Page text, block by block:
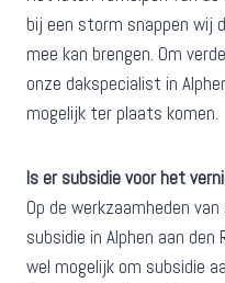
bij een storm snappen wij
mee kan brengen. Om
onze dakspecialist in
mogelijk ter plaats komen.
Is er subsidie voor het
Op de werkzaamheden
subsidie in Alphen aan
wel mogelijk om subsidie